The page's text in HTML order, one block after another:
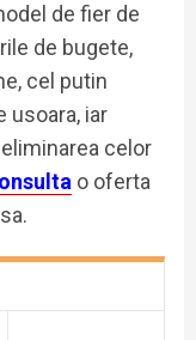
de fier de
de bugete,
cel putin
usoara, iar
celor
o oferta